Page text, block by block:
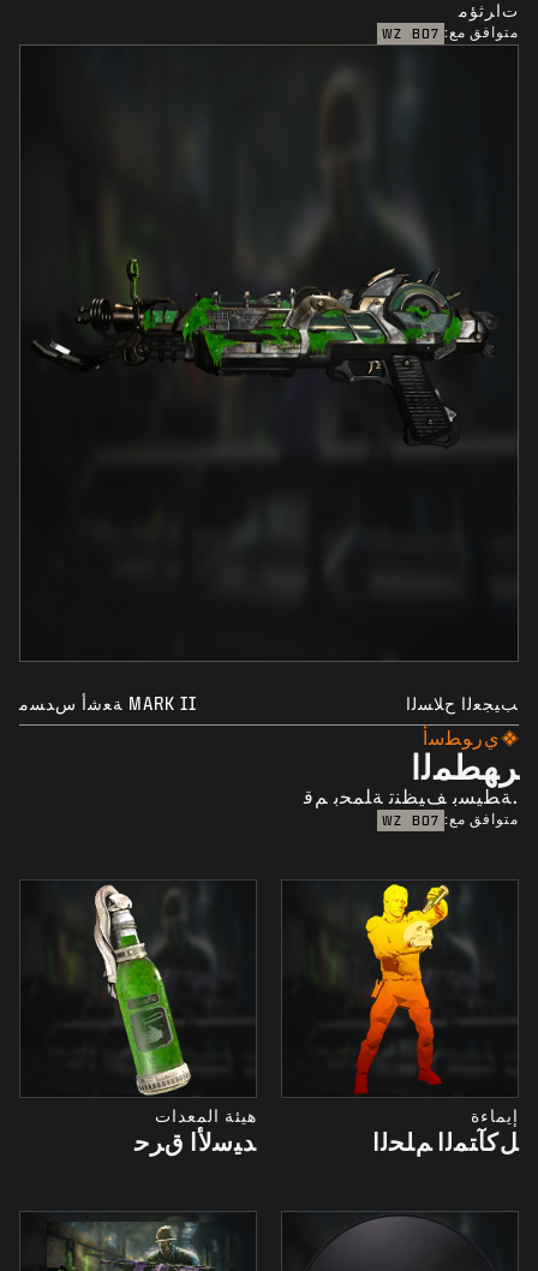
ﺕﺍﺮﺛﺆﻣ
متوافق مع: BO7
WZ
ﺐﻴﺠﻌﻟﺍ ﺡﻼﺴﻟﺍ MARK II ﺔﻌﺷﺃ ﺱﺪﺴﻣ
ﻱﺭﻮﻄﺳﺃ
ﺮﻬﻄﻤﻟﺍ
.ﺔﻄﻴﺴﺑ ﻒﻴﻈﻨﺗ ﺔﻠﻤﺤﺑ ﻢﻗ
متوافق مع: BO7
WZ
إيماءة
ﻞﻛﺂﺘﻤﻟﺍ ﻢﻠﺤﻟﺍ
هيئة المعدات
ﺪﻴﺳﻷﺍ ﻕﺮﺣ